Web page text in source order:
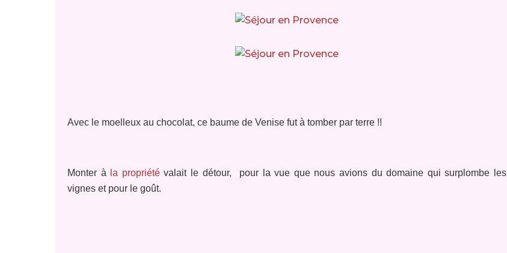
Avec le moelleux au chocolat, ce baume de Venise fut à tomber par terre !!
Monter à la propriétévalait le détour, pour la vue que nous avions du domaine qui surplombe les
vignes et pour le goût.